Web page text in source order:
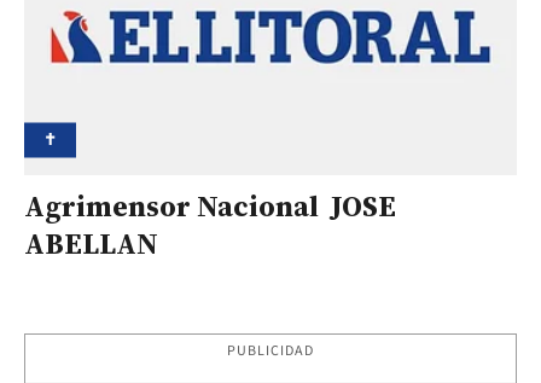
✝
Agrimensor Nacional JOSE
ABELLAN
PUBLICIDAD